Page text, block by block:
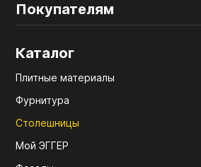
Покупателям
Каталог
Плитные материалы
Фурнитура
Столешницы
Мой ЭГГЕР